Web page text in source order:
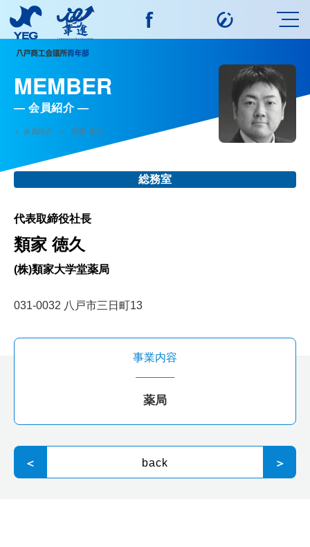
MEMBER
会員紹介
＞ 会員紹介 > 類家 徳久
総務室
代表取締役社長
類家 徳久
(株)類家大学堂薬局
031-0032 八戸市三日町13
事業内容
薬局
＜ back ＞